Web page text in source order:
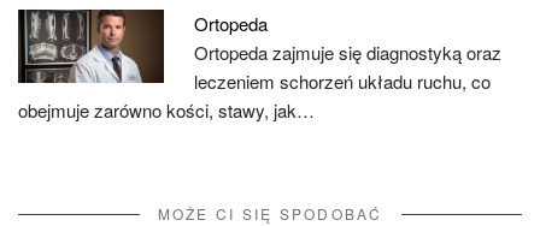
Ortopeda
Ortopeda zajmuje się diagnostyką oraz
leczeniem schorzeń układu ruchu, co
obejmuje zarówno kości, stawy, jak…
MOŻE CI SIĘ SPODOBAĆ